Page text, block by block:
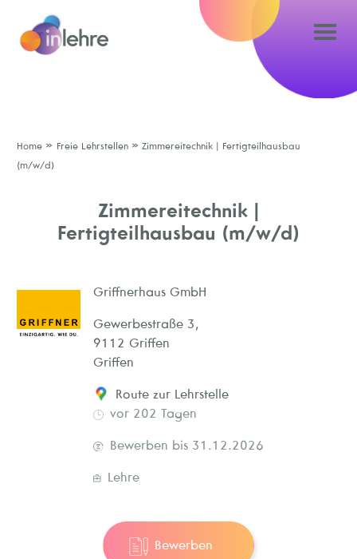
Home » Freie Lehrstellen » Zimmereitechnik | Fertigteilhausbau
(m/w/d)
Zimmereitechnik |
Fertigteilhausbau (m/w/d)
Griffnerhaus GmbH
Gewerbestraße 3,
9112 Griffen
Griffen
Route zur Lehrstelle
vor 202 Tagen
Bewerben bis 31.12.2026
Lehre
Bewerben